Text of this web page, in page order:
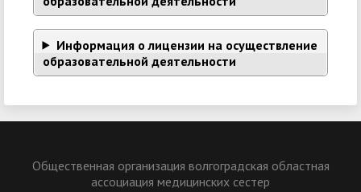
Информация о лицензии на осуществление
образовательной деятельности
Общественная организация волгоградская областная
ассоциация медицинских сестер